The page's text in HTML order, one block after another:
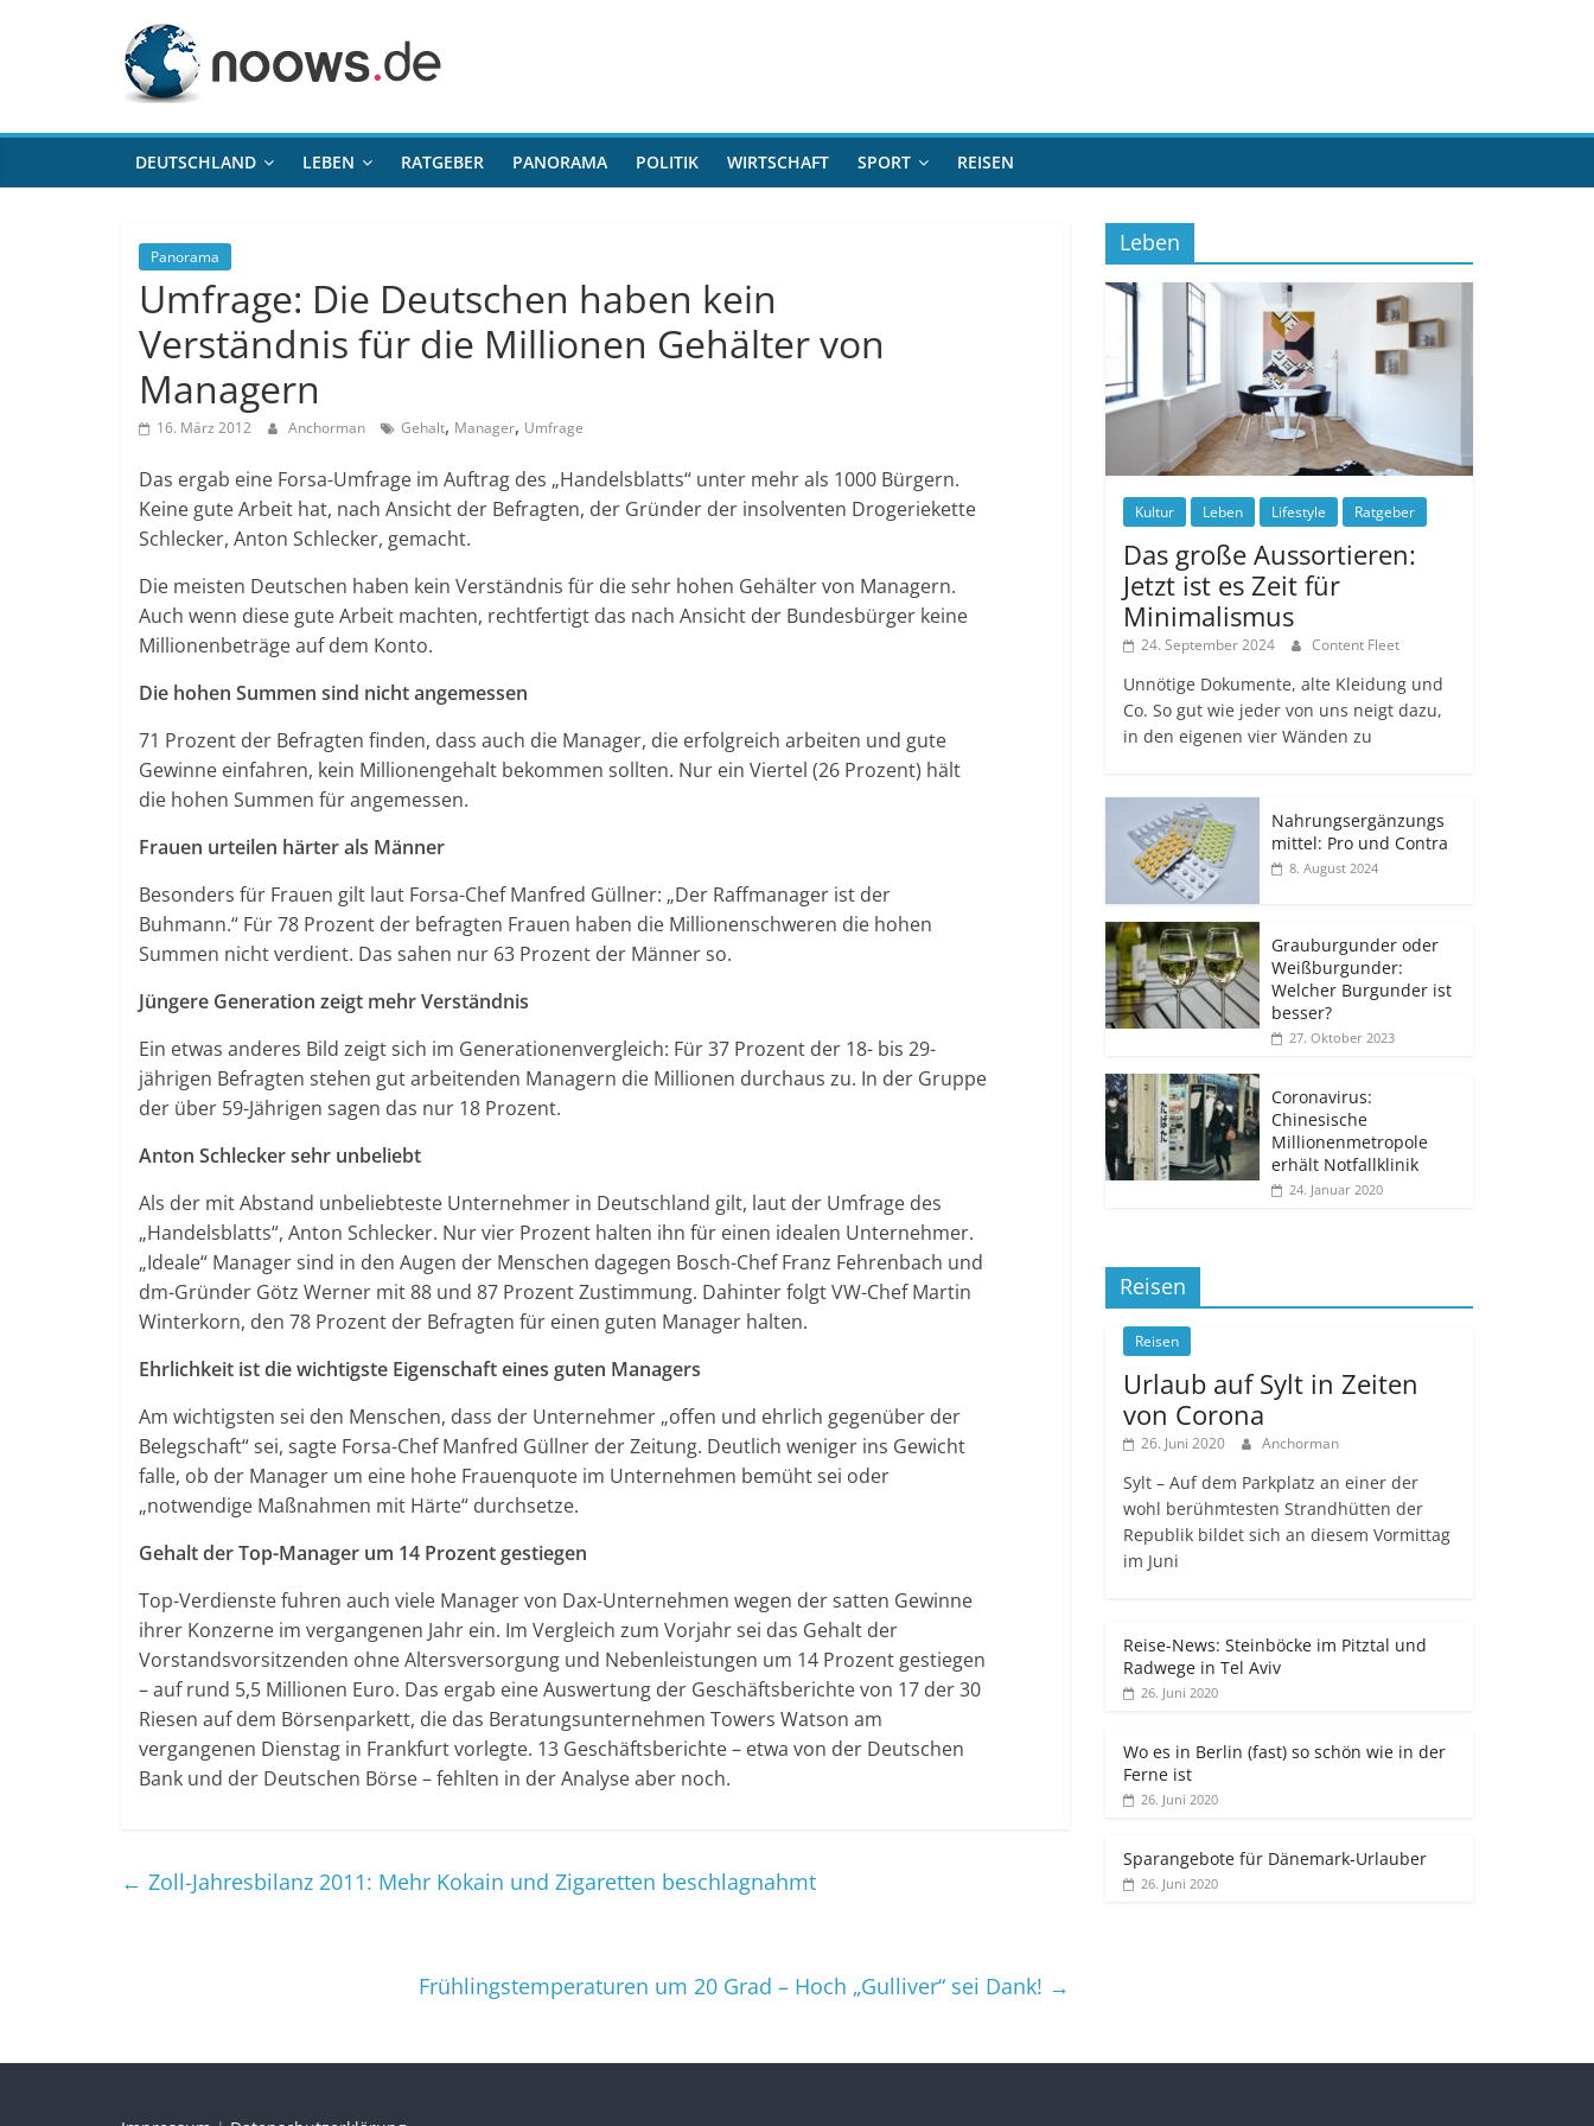
noows.de
DEUTSCHLAND LEBEN RATGEBER PANORAMA POLITIK WIRTSCHAFT SPORT REISEN
Panorama
Umfrage: Die Deutschen haben kein
Verständnis für die Millionen Gehälter von
Managern
16. März 2012 Anchorman Gehalt, Manager, Umfrage
Das ergab eine Forsa-Umfrage im Auftrag des „Handelsblatts“ unter mehr als 1000 Bürgern.
Keine gute Arbeit hat, nach Ansicht der Befragten, der Gründer der insolventen Drogeriekette
Schlecker, Anton Schlecker, gemacht.
Die meisten Deutschen haben kein Verständnis für die sehr hohen Gehälter von Managern.
Auch wenn diese gute Arbeit machten, rechtfertigt das nach Ansicht der Bundesbürger keine
Millionenbeträge auf dem Konto.
Die hohen Summen sind nicht angemessen
71 Prozent der Befragten finden, dass auch die Manager, die erfolgreich arbeiten und gute
Gewinne einfahren, kein Millionengehalt bekommen sollten. Nur ein Viertel (26 Prozent) hält
die hohen Summen für angemessen.
Frauen urteilen härter als Männer
Besonders für Frauen gilt laut Forsa-Chef Manfred Güllner: „Der Raffmanager ist der
Buhmann.“ Für 78 Prozent der befragten Frauen haben die Millionenschweren die hohen
Summen nicht verdient. Das sahen nur 63 Prozent der Männer so.
Jüngere Generation zeigt mehr Verständnis
Ein etwas anderes Bild zeigt sich im Generationenvergleich: Für 37 Prozent der 18- bis 29-
jährigen Befragten stehen gut arbeitenden Managern die Millionen durchaus zu. In der Gruppe
der über 59-Jährigen sagen das nur 18 Prozent.
Anton Schlecker sehr unbeliebt
Als der mit Abstand unbeliebteste Unternehmer in Deutschland gilt, laut der Umfrage des
„Handelsblatts“, Anton Schlecker. Nur vier Prozent halten ihn für einen idealen Unternehmer.
„Ideale“ Manager sind in den Augen der Menschen dagegen Bosch-Chef Franz Fehrenbach und
dm-Gründer Götz Werner mit 88 und 87 Prozent Zustimmung. Dahinter folgt VW-Chef Martin
Winterkorn, den 78 Prozent der Befragten für einen guten Manager halten.
Ehrlichkeit ist die wichtigste Eigenschaft eines guten Managers
Am wichtigsten sei den Menschen, dass der Unternehmer „offen und ehrlich gegenüber der
Belegschaft“ sei, sagte Forsa-Chef Manfred Güllner der Zeitung. Deutlich weniger ins Gewicht
falle, ob der Manager um eine hohe Frauenquote im Unternehmen bemüht sei oder
„notwendige Maßnahmen mit Härte“ durchsetze.
Gehalt der Top-Manager um 14 Prozent gestiegen
Top-Verdienste fuhren auch viele Manager von Dax-Unternehmen wegen der satten Gewinne
ihrer Konzerne im vergangenen Jahr ein. Im Vergleich zum Vorjahr sei das Gehalt der
Vorstandsvorsitzenden ohne Altersversorgung und Nebenleistungen um 14 Prozent gestiegen
– auf rund 5,5 Millionen Euro. Das ergab eine Auswertung der Geschäftsberichte von 17 der 30
Riesen auf dem Börsenparkett, die das Beratungsunternehmen Towers Watson am
vergangenen Dienstag in Frankfurt vorlegte. 13 Geschäftsberichte – etwa von der Deutschen
Bank und der Deutschen Börse – fehlten in der Analyse aber noch.
← Zoll-Jahresbilanz 2011: Mehr Kokain und Zigaretten beschlagnahmt
Frühlingstemperaturen um 20 Grad – Hoch „Gulliver“ sei Dank! →
Leben
Kultur Leben Lifestyle Ratgeber
Das große Aussortieren:
Jetzt ist es Zeit für
Minimalismus
24. September 2024 Content Fleet
Unnötige Dokumente, alte Kleidung und
Co. So gut wie jeder von uns neigt dazu,
in den eigenen vier Wänden zu
Nahrungsergänzungs
mittel: Pro und Contra
8. August 2024
Grauburgunder oder
Weißburgunder:
Welcher Burgunder ist
besser?
27. Oktober 2023
Coronavirus:
Chinesische
Millionenmetropole
erhält Notfallklinik
24. Januar 2020
Reisen
Reisen
Urlaub auf Sylt in Zeiten
von Corona
26. Juni 2020 Anchorman
Sylt – Auf dem Parkplatz an einer der
wohl berühmtesten Strandhütten der
Republik bildet sich an diesem Vormittag
im Juni
Reise-News: Steinböcke im Pitztal und
Radwege in Tel Aviv
26. Juni 2020
Wo es in Berlin (fast) so schön wie in der
Ferne ist
26. Juni 2020
Sparangebote für Dänemark-Urlauber
26. Juni 2020